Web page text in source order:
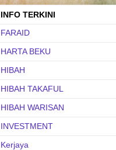
INFO TERKINI
FARAID
HARTA BEKU
HIBAH
HIBAH TAKAFUL
HIBAH WARISAN
INVESTMENT
Kerjaya